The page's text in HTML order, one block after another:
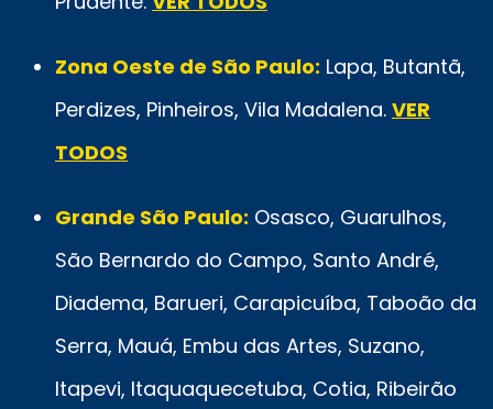
Zona Oeste de São Paulo: Lapa, Butantã,
Perdizes, Pinheiros, Vila Madalena. VER
TODOS
Grande São Paulo: Osasco, Guarulhos,
São Bernardo do Campo, Santo André,
Diadema, Barueri, Carapicuíba, Taboão da
Serra, Mauá, Embu das Artes, Suzano,
Itapevi, Itaquaquecetuba, Cotia, Ribeirão